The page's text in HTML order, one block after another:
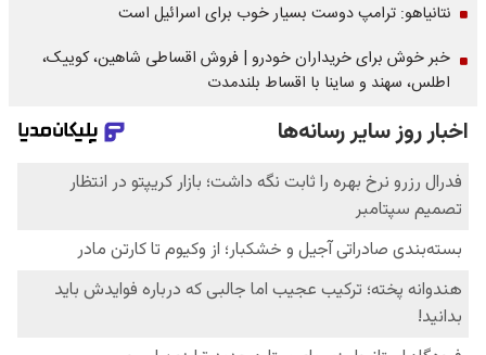
نتانیاهو: ترامپ دوست بسیار خوب برای اسرائیل است
خبر خوش برای خریداران خودرو | فروش اقساطی شاهین، کوییک،
اطلس، سهند و ساینا با اقساط بلندمدت